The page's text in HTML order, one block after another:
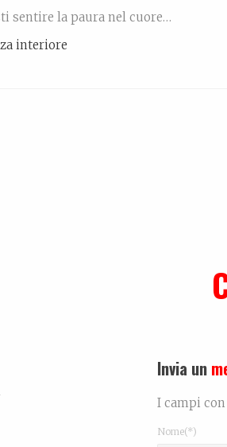
sentire la paura nel cuore…
interiore
Invia un
I campi
Nome(*)